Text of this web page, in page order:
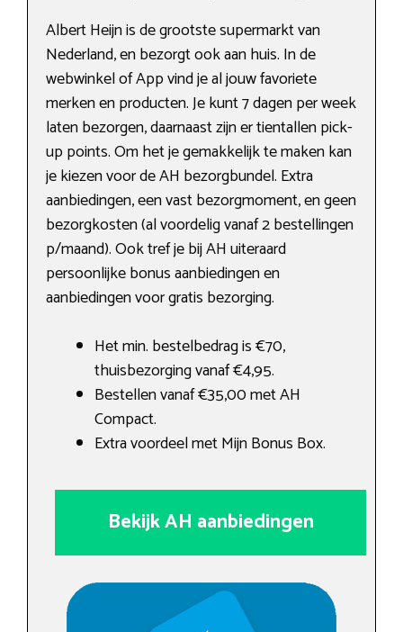
Albert Heijn is de grootste supermarkt van
Nederland, en bezorgt ook aan huis. In de
webwinkel of App vind je al jouw favoriete
merken en producten. Je kunt 7 dagen per week
laten bezorgen, daarnaast zijn er tientallen pick-
up points. Om het je gemakkelijk te maken kan
je kiezen voor de AH bezorgbundel. Extra
aanbiedingen, een vast bezorgmoment, en geen
bezorgkosten (al voordelig vanaf 2 bestellingen
p/maand). Ook tref je bij AH uiteraard
persoonlijke bonus aanbiedingen en
aanbiedingen voor gratis bezorging.
Het min. bestelbedrag is €70,
thuisbezorging vanaf €4,95.
Bestellen vanaf €35,00 met AH
Compact.
Extra voordeel met Mijn Bonus Box.
Bekijk AH aanbiedingen